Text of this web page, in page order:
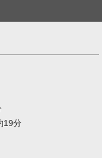
19分